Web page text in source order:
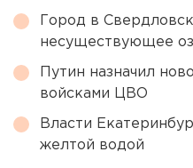
Город в
несуществующее
Путин назначил
войсками ЦВО
Власти
желтой водой